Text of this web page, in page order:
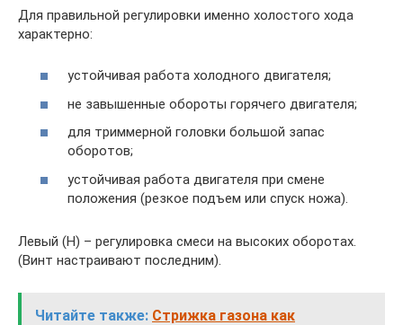
Для правильной регулировки именно холостого хода
характерно:
устойчивая работа холодного двигателя;
не завышенные обороты горячего двигателя;
для триммерной головки большой запас
оборотов;
устойчивая работа двигателя при смене
положения (резкое подъем или спуск ножа).
Левый (Н) – регулировка смеси на высоких оборотах.
(Винт настраивают последним).
Читайте также: Стрижка газона как